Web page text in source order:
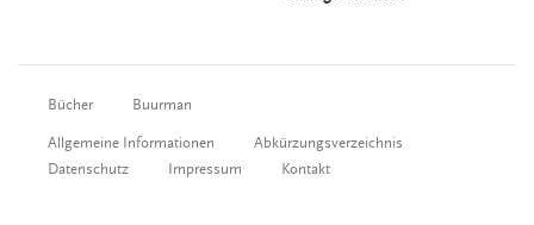
Bücher Buurman
Allgemeine Informationen
Abkürzungsverzeichnis
Datenschutz
Impressum Kontakt